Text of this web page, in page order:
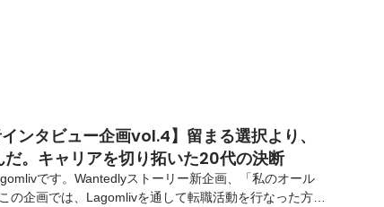
ンタビュー企画vol.4】留まる選択より、
。キャリアを切り拓いた20代の決断
です。Wantedlyストーリー新企画、「私のオール
の企画では、Lagomlivを通して転職活動を行なった方の